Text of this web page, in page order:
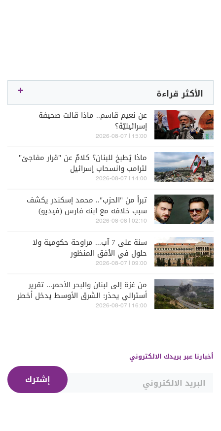
الأكثر قراءة
عن نعيم قاسم.. ماذا قالت صحيفة
إسرائيليّة؟
15:00 | 2026-08-07
ماذا يُطبخ للبنان؟ كلامٌ عن "قرار مفاجئ"
لترامب وانسحاب إسرائيل
14:00 | 2026-08-07
تبرأ من "الحزب".. محمد إسكندر يكشف
سبب خلافه مع ابنه فارس (فيديو)
02:10 | 2026-08-08
سنة على 7 آب... مراوحة حكومية ولا
حلول في الأفق المنظور
09:00 | 2026-08-07
من غزة إلى لبنان والبحر الأحمر... تقرير
أسترالي يحذر: الشرق الأوسط يدخل أخطر
مراحله
16:00 | 2026-08-07
أخبارنا عبر بريدك الالكتروني
إشترك